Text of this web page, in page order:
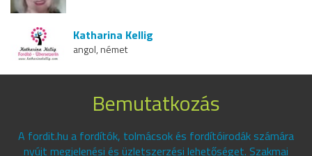
Katharina Kellig
angol, német
Bemutatkozás
A fordit.hu a fordítók, tolmácsok és fordítóirodák számára
nyújt megjelenési és üzletszerzési lehetőséget. Szakmai